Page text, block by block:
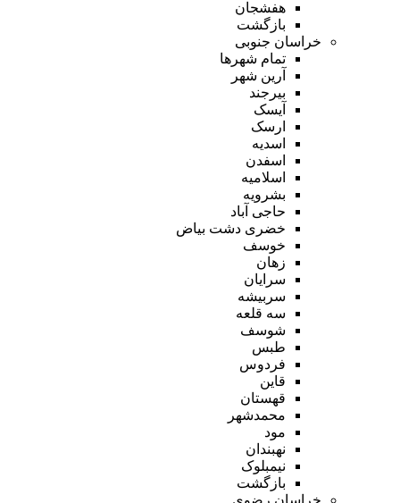
هفشجان
بازگشت
خراسان جنوبی
تمام شهر‌ها
آرین شهر
بیرجند
آیسک
ارسک
اسدیه
اسفدن
اسلامیه
بشرویه
حاجی آباد
خضری دشت بیاض
خوسف
زهان
سرایان
سربیشه
سه قلعه
شوسف
طبس
فردوس
قاین
قهستان
محمدشهر
مود
نهبندان
نیمبلوک
بازگشت
خراسان رضوی